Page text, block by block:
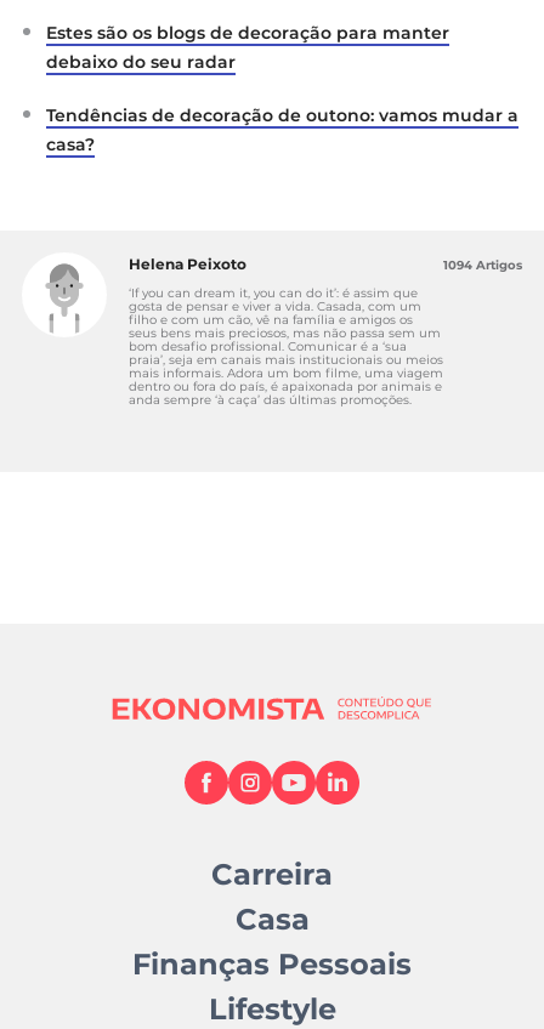
Estes são os blogs de decoração para manter
debaixo do seu radar
Tendências de decoração de outono: vamos mudar a
casa?
Helena Peixoto
‘If you can dream it, you can do it’: é assim que
gosta de pensar e viver a vida. Casada, com um
filho e com um cão, vê na família e amigos os
seus bens mais preciosos, mas não passa sem um
bom desafio profissional. Comunicar é a ‘sua
praia’, seja em canais mais institucionais ou meios
mais informais. Adora um bom filme, uma viagem
dentro ou fora do país, é apaixonada por animais e
anda sempre ‘à caça’ das últimas promoções.
1094 Artigos
Carreira
Casa
Finanças Pessoais
Lifestyle